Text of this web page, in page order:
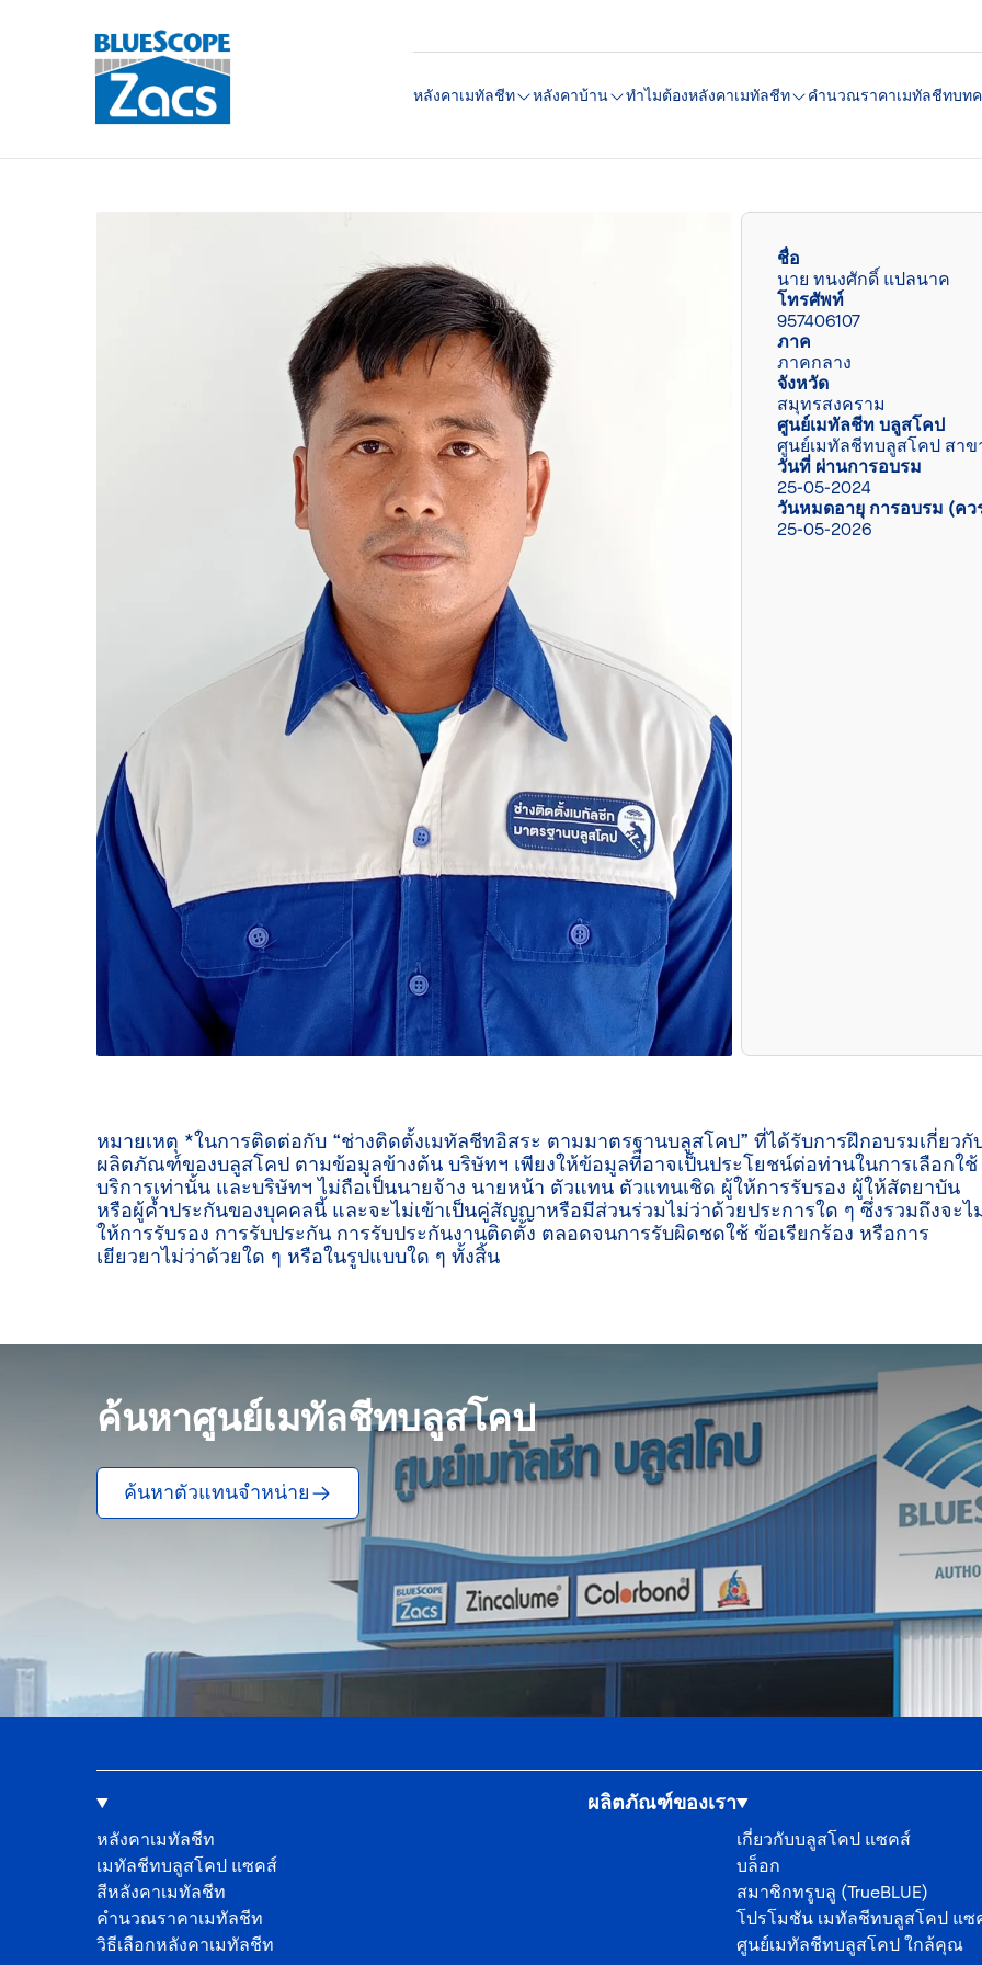
หลังคาเมทัลชีท หลังคาบ้าน ทำไมต้องหลังคาเมทัลชีท คํานวณราคาเมทัลชีทบท
ชื่อ
นาย ทนงศักดิ์ แปลนาค
โทรศัพท์
957406107
ภาค
ภาคกลาง
จังหวัด
สมุทรสงคราม
ศูนย์เมทัลชีท บลูสโคป
ศูนย์เมทัลชีทบลูสโคป สา
วันที่ ผ่านการอบรม
25-05-2024
วันหมดอายุ การอบรม (ค
25-05-2026
หมายเหตุ *ในการติดต่อกับ “ช่างติดตั้งเมทัลชีทอิสระ ตามมาตรฐานบลูสโคป” ที่ได้รับการฝึกอบรมเกี่ยวกั
ผลิตภัณฑ์ของบลูสโคป ตามข้อมูลข้างต้น บริษัทฯ เพียงให้ข้อมูลที่อาจเป็นประโยชน์ต่อท่านในการเลือกใช้
บริการเท่านั้น และบริษัทฯ ไม่ถือเป็นนายจ้าง นายหน้า ตัวแทน ตัวแทนเชิด ผู้ให้การรับรอง ผู้ให้สัตยาบัน
หรือผู้ค้ำประกันของบุคคลนี้ และจะไม่เข้าเป็นคู่สัญญาหรือมีส่วนร่วมไม่ว่าด้วยประการใด ๆ ซึ่งรวมถึงจะไ
ให้การรับรอง การรับประกัน การรับประกันงานติดตั้ง ตลอดจนการรับผิดชดใช้ ข้อเรียกร้อง หรือการ
เยียวยาไม่ว่าด้วยใด ๆ หรือในรูปแบบใด ๆ ทั้งสิ้น
ค้นหาศูนย์เมทัลชีทบลูสโคป
ค้นหาตัวแทนจำหน่าย
ผลิตภัณฑ์ของเรา
หลังคาเมทัลชีท
เมทัลชีทบลูสโคป แซคส์
สีหลังคาเมทัลชีท
คํานวณราคาเมทัลชีท
วิธีเลือกหลังคาเมทัลชีท
เกี่ยวกับบลูสโคป แซคส์
บล็อก
สมาชิกทรูบลู (TrueBLUE)
โปรโมชัน เมทัลชีทบลูสโคป แซ
ศูนย์เมทัลชีทบลูสโคป ใกล้คุณ